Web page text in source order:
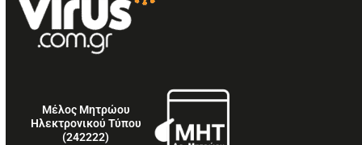
Μέλος Μητρώου
Ηλεκτρονικού Τύπου
(242222)